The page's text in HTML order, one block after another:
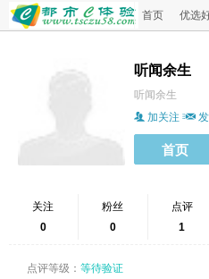
首页 优选
听闻余生
听闻余生
加关注
首页
关注
0
粉丝
0
点评
1
点评等级： 等待验证